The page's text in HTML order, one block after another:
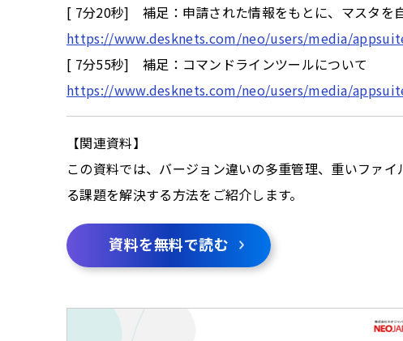
[ 7分20秒] 補足：申請された情報をもとに、マスタを
https://www.desknets.com/neo/users/media/
[ 7分55秒] 補足：コマンドラインツールについて
https://www.desknets.com/neo/users/media/
【関連資料】
この資料では、バージョン違いの多重管理、重いファ
る課題を解決する方法をご紹介します。
資料を無料で読む